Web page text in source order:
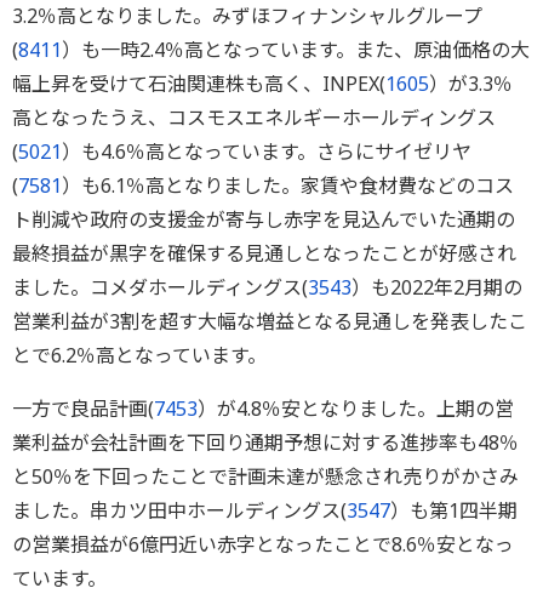
3.2％高となりました。みずほフィナンシャルグループ
(8411）も一時2.4％高となっています。また、原油価格の大
幅上昇を受けて石油関連株も高く、INPEX(1605）が3.3％
高となったうえ、コスモスエネルギーホールディングス
(5021）も4.6％高となっています。さらにサイゼリヤ
(7581）も6.1％高となりました。家賃や食材費などのコス
ト削減や政府の支援金が寄与し赤字を見込んでいた通期の
最終損益が黒字を確保する見通しとなったことが好感され
ました。コメダホールディングス(3543）も2022年2月期の
営業利益が3割を超す大幅な増益となる見通しを発表したこ
とで6.2％高となっています。
一方で良品計画(7453）が4.8％安となりました。上期の営
業利益が会社計画を下回り通期予想に対する進捗率も48％
と50％を下回ったことで計画未達が懸念され売りがかさみ
ました。串カツ田中ホールディングス(3547）も第1四半期
の営業損益が6億円近い赤字となったことで8.6％安となっ
ています。